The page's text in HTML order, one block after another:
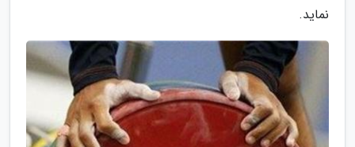
نماید.